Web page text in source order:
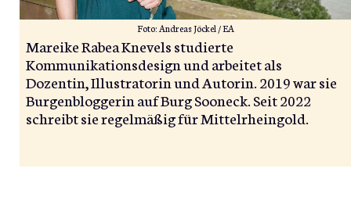
Foto: Andreas Jöckel / EA
Mareike Rabea Knevels studierte
Kommunikationsdesign und arbeitet als
Dozentin, Illustratorin und Autorin. 2019 war sie
Burgenbloggerin auf Burg Sooneck. Seit 2022
schreibt sie regelmäßig für Mittelrheingold.